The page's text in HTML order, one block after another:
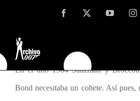
contenido
Facebook YouTube
Operación Trueno
En el año 1964 Saltzman y Broccoli
Bond necesitaba un cohete. Así